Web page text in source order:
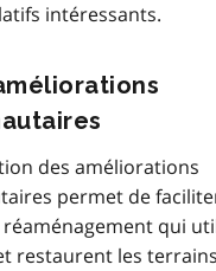
intéressants.
des améliorations
permet de
qui
restaurent les